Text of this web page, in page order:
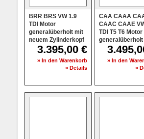
BRR BRS VW 1.9
TDI Motor
generalüberholt mit
neuem Zylinderkopf
3.395,00 €
» In den Warenkorb
» Details
CAA CAAA
CAAC CAAE
TDI T5 T6 Motor
generalüberholt
» In den
»